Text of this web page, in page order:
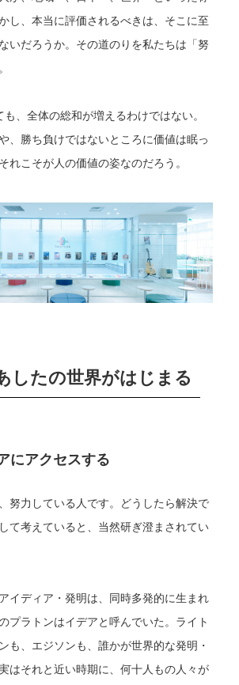
し、本当に評価されるべきは、そこに至
いだろうか。その道のりを私たちは「努
、全体の総和が増えるわけではない。
、勝ち負けではないところに価値は眠っ
れこそが人の価値の姿なのだろう。
したの世界がはじまる
にアクセスする
努力している人です。どうしたら解決で
て考えていると、当然研ぎ澄まされてい
イディア・発明は、同時多発的に生まれ
プラトンはイデアと呼んでいた。ライト
も、エジソンも、誰かが世界的な発明・
はそれと近い時期に、何十人もの人々が